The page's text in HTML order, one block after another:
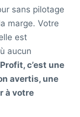
sans pilotage
marge. Votre
est
aucun
c’est une
avertis, une
à votre